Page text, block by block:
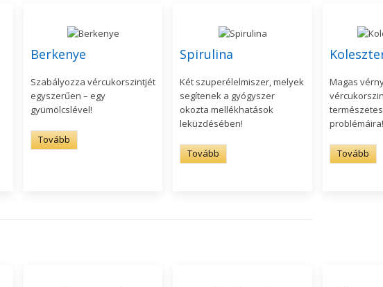
Berkenye
Szabályozza vércukorszintjét
egyszerűen – egy
gyümölcslével!
Tovább
Spirulina
Két szuperélelmiszer, melyek
segítenek a gyógyszer
okozta mellékhatások
leküzdésében!
Tovább
Magas
problémáira!
Tovább